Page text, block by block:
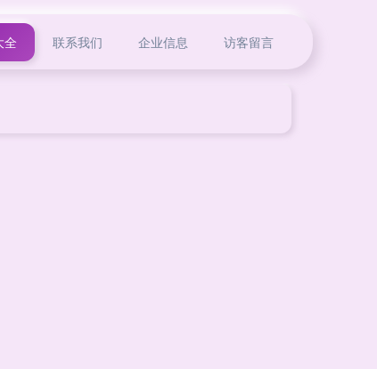
全 联系我们 企业信息 访客留言